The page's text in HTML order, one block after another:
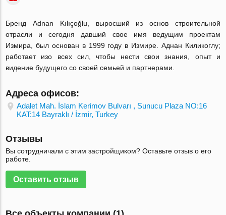
Бренд Adnan Kılıçoğlu, выросший из основ строительной
отрасли и сегодня давший свое имя ведущим проектам
Измира, был основан в 1999 году в Измире. Аднан Киликоглу;
работает изо всех сил, чтобы нести свои знания, опыт и
видение будущего со своей семьей и партнерами.
Адреса офисов:
Adalet Mah. İslam Kerimov Bulvarı , Sunucu Plaza NO:16
KAT:14 Bayraklı / İzmir, Turkey
Отзывы
Вы сотрудничали с этим застройщиком? Оставьте отзыв о его
работе.
Оставить отзыв